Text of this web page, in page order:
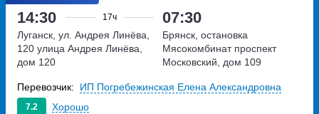
14:30 17ч 07:30
Луганск, ул. Андрея Линёва,
120 улица Андрея Линёва,
дом 120
Брянск, остановка
Мясокомбинат проспект
Московский, дом 109
7.2 Хорошо
Перевозчик: ИП Погребежинская Елена Александровна